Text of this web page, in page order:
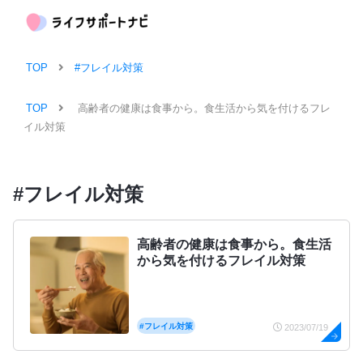
TOP #フレイル対策
TOP
高齢者の健康は食事から。食生活から気を付けるフレ
イル対策
#フレイル対策
高齢者の健康は食事から。食生活
から気を付けるフレイル対策
#フレイル対策 2023/07/19